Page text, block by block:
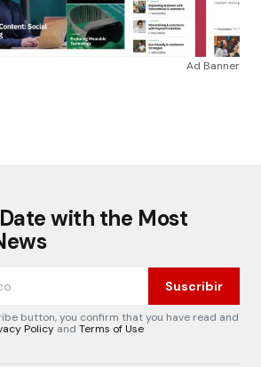
Ad Banner
with the Most
Suscribir
button, you confirm that you have read and
Policy and Terms of Use